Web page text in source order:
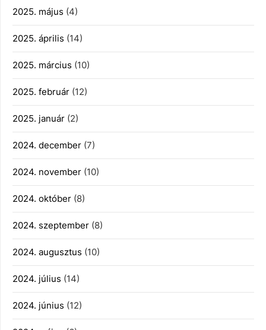
2025. május (4)
2025. április (14)
2025. március (10)
2025. február (12)
2025. január (2)
2024. december (7)
2024. november (10)
2024. október (8)
2024. szeptember (8)
2024. augusztus (10)
2024. július (14)
2024. június (12)